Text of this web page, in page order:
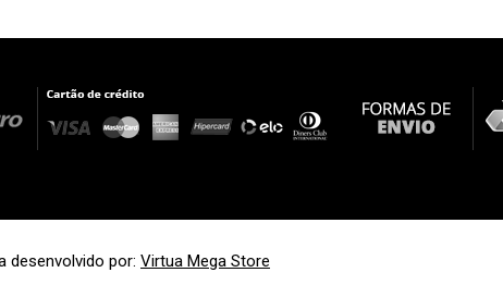
desenvolvido por: Virtua Mega Store